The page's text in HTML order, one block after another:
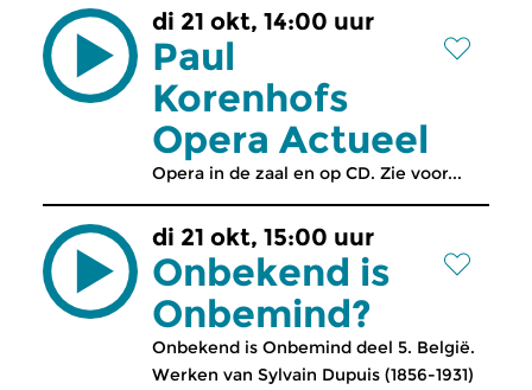
di 21 okt, 14:00 uur
Paul
Korenhofs
Opera Actueel
Opera in de zaal en op CD. Zie voor...
di 21 okt, 15:00 uur
Onbekend is
Onbemind?
Onbekend is Onbemind deel 5. België.
Werken van Sylvain Dupuis (1856-1931)